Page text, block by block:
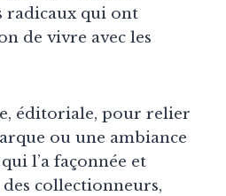
radicaux qui ont
de vivre avec les
éditoriale, pour relier
ou une ambiance
l’a façonnée et
collectionneurs,